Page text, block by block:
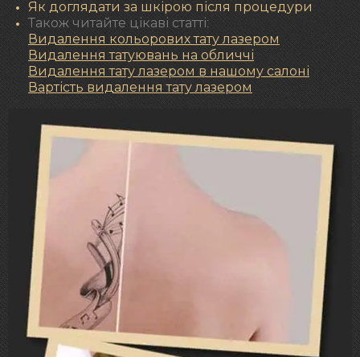
Як доглядати за шкірою після процедури
Також читайте цікаві статті:
Видалення кольорових тату лазером
Видалення татуювань на обличчі
Видалення тату лазером в нашому салоні
Вартість видалення тату лазером